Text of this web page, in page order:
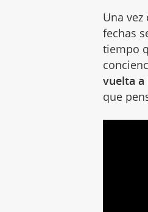
Una
fechas
tiempo
vuelta a
que